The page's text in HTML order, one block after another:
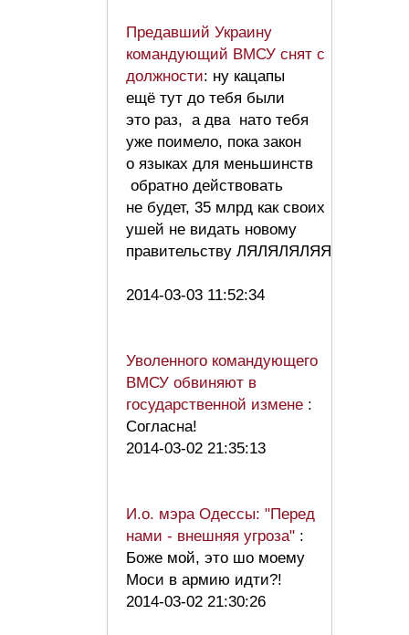
Предавший Украину
командующий ВМСУ снят с
должности: ну кацапы
ещё тут до тебя были
это раз, а два нато тебя
уже поимело, пока закон
о языках для меньшинств
обратно действовать
не будет, 35 млрд как своих
ушей не видать новому
правительству ЛЯЛЯЛЯЛЯЯ
2014-03-03 11:52:34
Уволенного командующего
ВМСУ обвиняют в
государственной измене :
Согласна!
2014-03-02 21:35:13
И.о. мэра Одессы: "Перед
нами - внешняя угроза" :
Боже мой, это шо моему
Моси в армию идти?!
2014-03-02 21:30:26